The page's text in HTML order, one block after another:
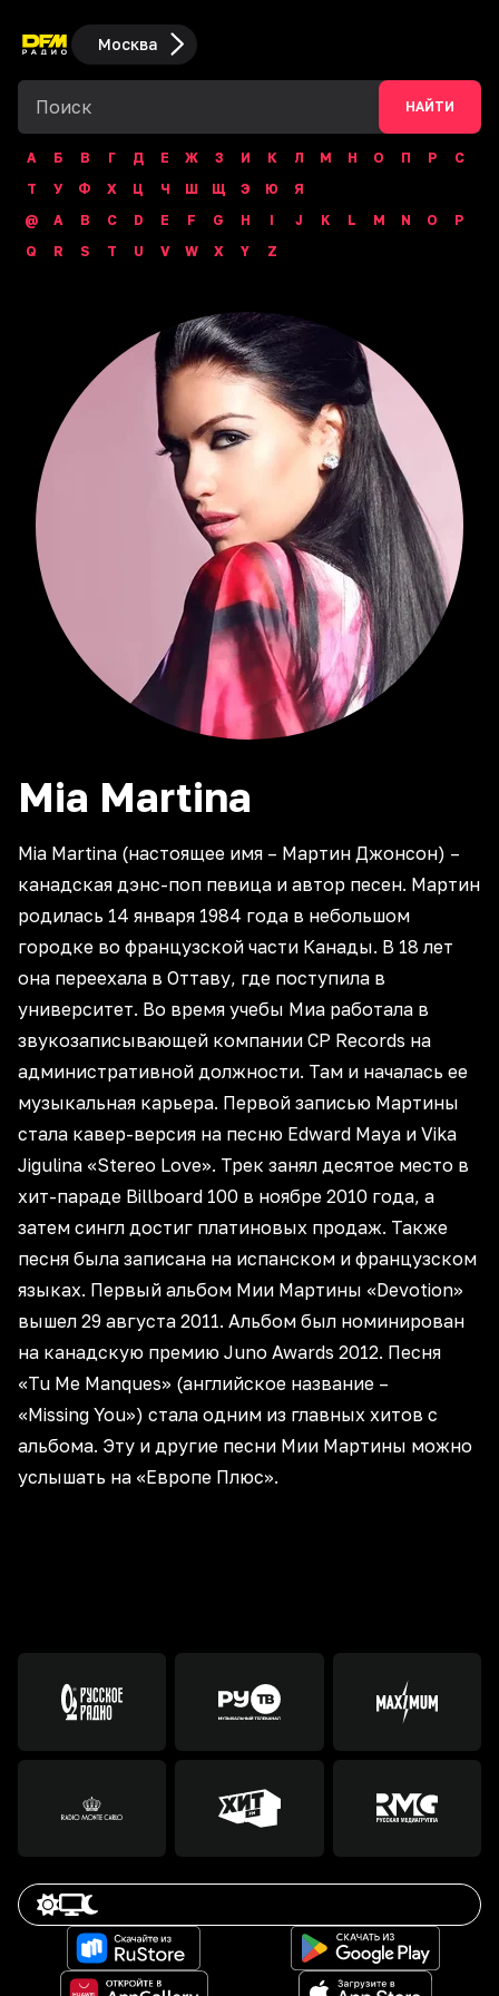
Москва
НАЙТИ
А Б В Г Д Е Ж З И К Л М Н О П Р
С
Т
У Ф Х Ц Ч Ш Щ Э Ю
Я
@
A B C D E F G H I J K L M N O
P
Q
R S T U V W X Y Z
Mia Martina
Mia Martina (настоящее имя – Мартин Джонсон) –
канадская дэнс-поп певица и автор песен. Мартин
родилась 14 января 1984 года в небольшом
городке во французской части Канады. В 18 лет
она переехала в Оттаву, где поступила в
университет. Во время учебы Миа работала в
звукозаписывающей компании CP Records на
административной должности. Там и началась ее
музыкальная карьера. Первой записью Мартины
стала кавер-версия на песню Edward Maya и Vika
Jigulina «Stereo Love». Трек занял десятое место в
хит-параде Billboard 100 в ноябре 2010 года, а
затем сингл достиг платиновых продаж. Также
песня была записана на испанском и французском
языках. Первый альбом Мии Мартины «Devotion»
вышел 29 августа 2011. Альбом был номинирован
на канадскую премию Juno Awards 2012. Песня
«Tu Me Manques» (английское название –
«Missing You») стала одним из главных хитов с
альбома. Эту и другие песни Мии Мартины можно
услышать на «Европе Плюс».